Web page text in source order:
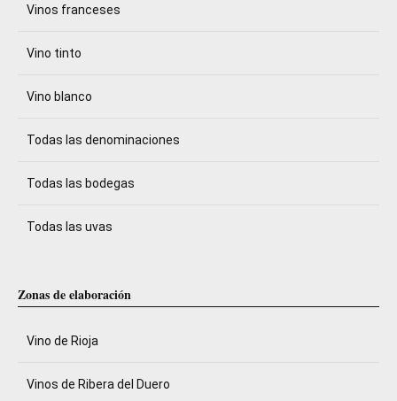
Vinos franceses
Vino tinto
Vino blanco
Todas las denominaciones
Todas las bodegas
Todas las uvas
Zonas de elaboración
Vino de Rioja
Vinos de Ribera del Duero